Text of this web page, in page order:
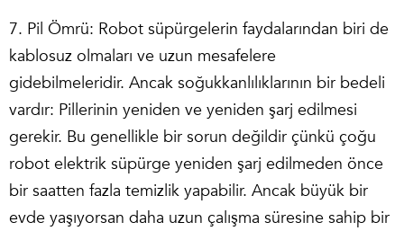
7. Pil Ömrü: Robot süpürgelerin faydalarından biri de
kablosuz olmaları ve uzun mesafelere
gidebilmeleridir. Ancak soğukkanlılıklarının bir bedeli
vardır: Pillerinin yeniden ve yeniden şarj edilmesi
gerekir. Bu genellikle bir sorun değildir çünkü çoğu
robot elektrik süpürge yeniden şarj edilmeden önce
bir saatten fazla temizlik yapabilir. Ancak büyük bir
evde yaşıyorsan daha uzun çalışma süresine sahip bir